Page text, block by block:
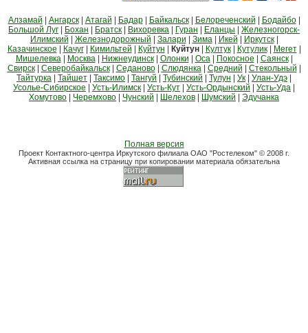
Алзамай Ангарск| Атагай Бадар| Байкальск| Белореченский Бодайбо|
Большой Луг
Бохан Братск Вихоревка Гуран Еланцы
Железногорск-
Илимский
Железнодорожный Залари Зима| Икей Иркутск|
Казачинское
Качуг| Кимильтей Куйтун Куйтун| Култук| Кутулик| Мегет|
Мишелевка| Москва| Нижнеудинск| Олонки Оса| Покосное Саянск|
Свирск| Северобайкальск| Седаново| Слюдянка| Средний Стекольный
Тайтурка
Тайшет Таксимо Тангуй Тубинский Тулун Ук Улан-Удэ
Усолье-Сибирское
Усть-Илимск Усть-Кут Усть-Ордынский Усть-Уда
Хомутово
Черемхово Чунский Шелехов Шумский Эдучанка
Полная версия
Проект Контактного-центра Иркутского филиала ОАО "Ростелеком" © 2008 г.
Активная ссылка на страницу при копировании материала обязательна